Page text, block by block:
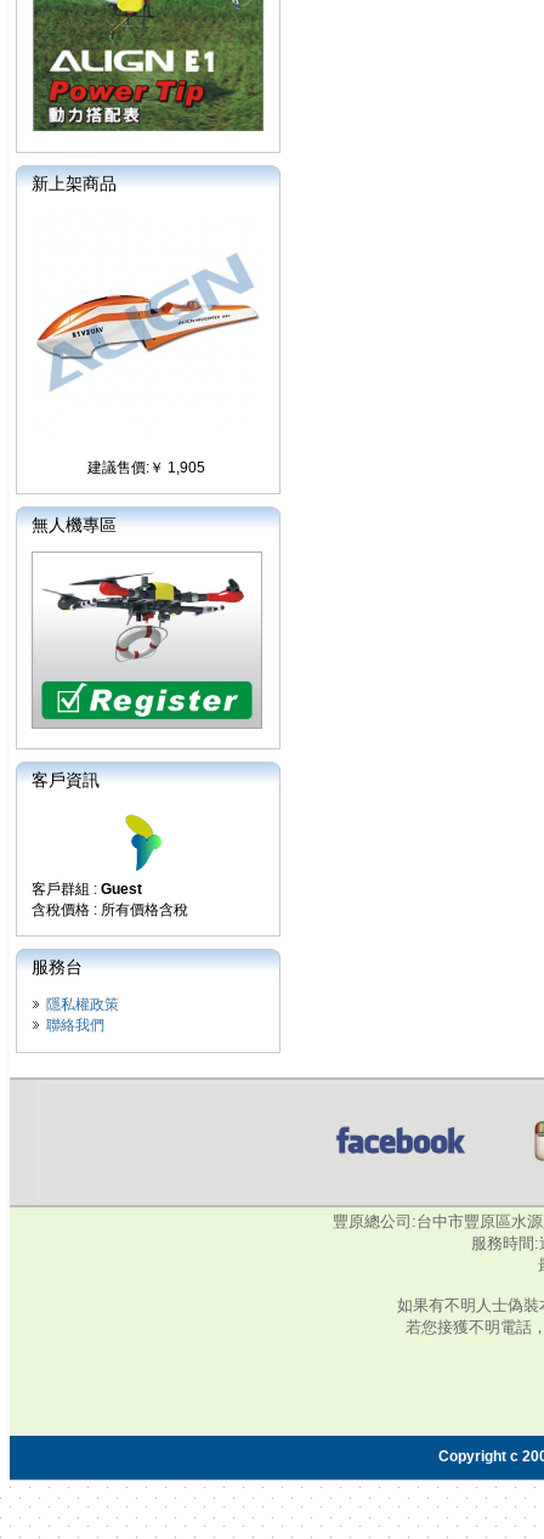
新上架商品
建議售價:￥ 1,905
無人機專區
客戶資訊
客戶群組 : Guest
含稅價格 : 所有價格含稅
服務台
隱私權政策
聯絡我們
豐原總公司:台中市豐原區水
服務時間:
如果有不明人士偽
若您接獲不明電話
Copyright c